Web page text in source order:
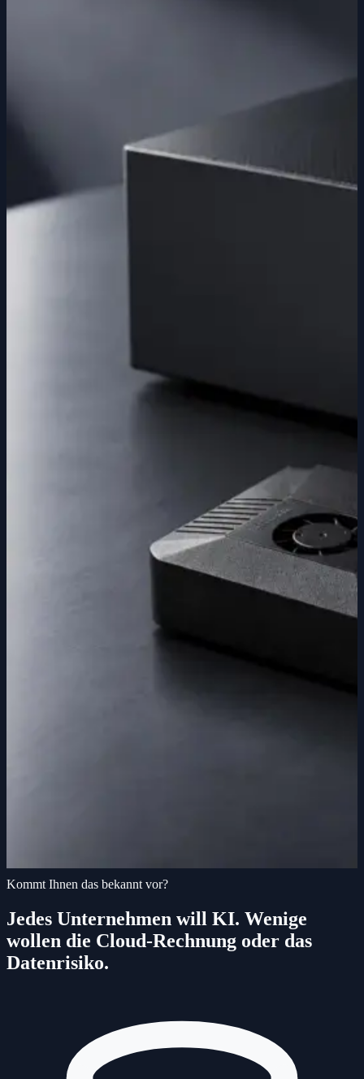
Kommt Ihnen das bekannt vor?
Jedes Unternehmen will KI. Wenige
wollen die Cloud-Rechnung oder das
Datenrisiko.